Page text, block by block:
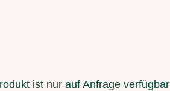
ist nur auf Anfrage verfügbar